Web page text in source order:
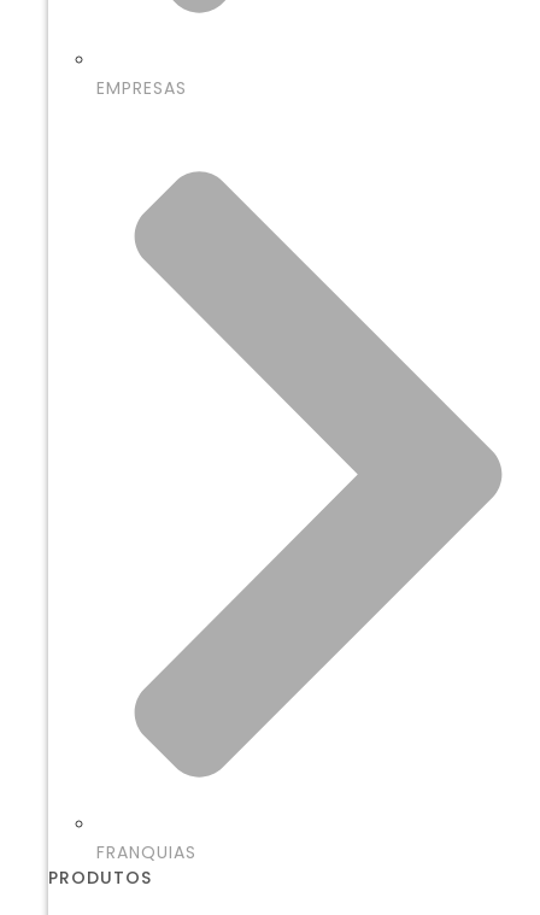
EMPRESAS
FRANQUIAS
PRODUTOS